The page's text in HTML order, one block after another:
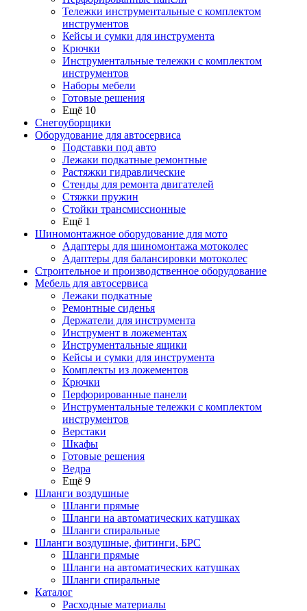
Тележки инструментальные с комплектом
инструментов
Кейсы и сумки для инструмента
Крючки
Инструментальные тележки с комплектом
инструментов
Наборы мебели
Готовые решения
Ещё 10
Снегоуборщики
Оборудование для автосервиса
Подставки под авто
Лежаки подкатные ремонтные
Растяжки гидравлические
Стенды для ремонта двигателей
Стяжки пружин
Стойки трансмиссионные
Ещё 1
Шиномонтажное оборудование для мото
Адаптеры для шиномонтажа мотоколес
Адаптеры для балансировки мотоколес
Строительное и производственное оборудование
Мебель для автосервиса
Лежаки подкатные
Ремонтные сиденья
Держатели для инструмента
Инструмент в ложементах
Инструментальные ящики
Кейсы и сумки для инструмента
Комплекты из ложементов
Крючки
Перфорированные панели
Инструментальные тележки с комплектом
инструментов
Верстаки
Шкафы
Готовые решения
Ведра
Ещё 9
Шланги воздушные
Шланги прямые
Шланги на автоматических катушках
Шланги спиральные
Шланги воздушные, фитинги, БРС
Шланги прямые
Шланги на автоматических катушках
Шланги спиральные
Каталог
Расходные материалы